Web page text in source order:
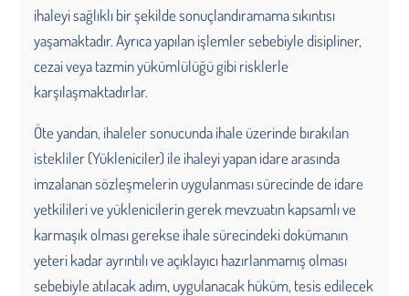
ihaleyi sağlıklı bir şekilde sonuçlandıramama sıkıntısı
yaşamaktadır. Ayrıca yapılan işlemler sebebiyle disipliner,
cezai veya tazmin yükümlülüğü gibi risklerle
karşılaşmaktadırlar.
Öte yandan, ihaleler sonucunda ihale üzerinde bırakılan
istekliler (Yükleniciler) ile ihaleyi yapan idare arasında
imzalanan sözleşmelerin uygulanması sürecinde de idare
yetkilileri ve yüklenicilerin gerek mevzuatın kapsamlı ve
karmaşık olması gerekse ihale sürecindeki dokümanın
yeteri kadar ayrıntılı ve açıklayıcı hazırlanmamış olması
sebebiyle atılacak adım, uygulanacak hüküm, tesis edilecek